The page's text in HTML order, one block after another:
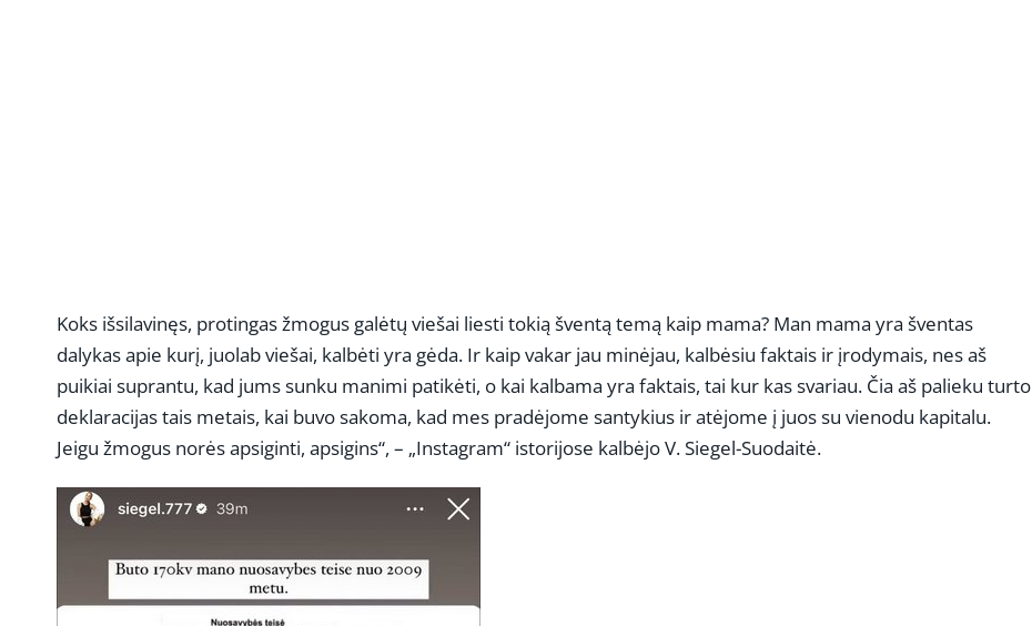
Koks išsilavinęs, protingas žmogus galėtų viešai liesti tokią šventą temą kaip mama? Man mama yra šventas
dalykas apie kurį, juolab viešai, kalbėti yra gėda. Ir kaip vakar jau minėjau, kalbėsiu faktais ir įrodymais, nes aš
puikiai suprantu, kad jums sunku manimi patikėti, o kai kalbama yra faktais, tai kur kas svariau. Čia aš palieku turto
deklaracijas tais metais, kai buvo sakoma, kad mes pradėjome santykius ir atėjome į juos su vienodu kapitalu.
Jeigu žmogus norės apsiginti, apsigins“, – „Instagram“ istorijose kalbėjo V. Siegel-Suodaitė.